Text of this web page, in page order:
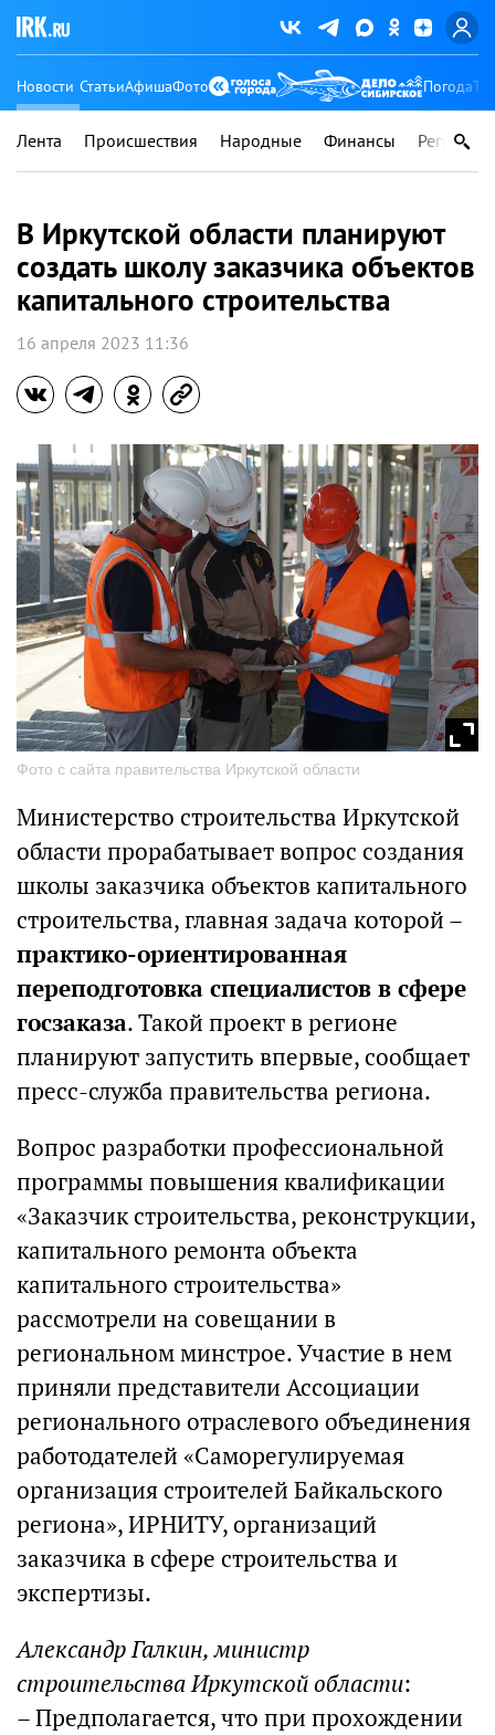
Новости СтатьиАфишаФото Погода
Лента Происшествия Народные Финансы Регионы
В Иркутской области планируют
создать школу заказчика объектов
капитального строительства
16 апреля 2023 11:36
Фото с сайта правительства Иркутской области
Министерство строительства Иркутской
области прорабатывает вопрос создания
школы заказчика объектов капитального
строительства, главная задача которой –
практико-ориентированная
переподготовка специалистов в сфере
госзаказа. Такой проект в регионе
планируют запустить впервые, сообщает
пресс-служба правительства региона.
Вопрос разработки профессиональной
программы повышения квалификации
«Заказчик строительства, реконструкции,
капитального ремонта объекта
капитального строительства»
рассмотрели на совещании в
региональном минстрое. Участие в нем
приняли представители Ассоциации
регионального отраслевого объединения
работодателей «Саморегулируемая
организация строителей Байкальского
региона», ИРНИТУ, организаций
заказчика в сфере строительства и
экспертизы.
Александр Галкин, министр
строительства Иркутской области:
– Предполагается, что при прохождении